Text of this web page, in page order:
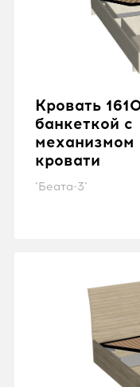
Кровать
банкеткой с
механизмом
кровати
"Беата-3"